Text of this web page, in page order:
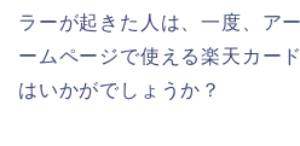
ラーが起きた人は、一度、ア
ームページで使える楽天カー
はいかがでしょうか？